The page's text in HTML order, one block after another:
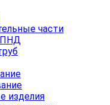
части
ПНД
изделия